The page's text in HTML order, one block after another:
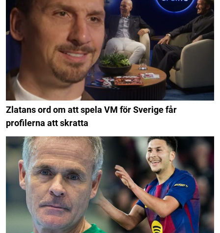
Zlatans ord om att spela VM för Sverige får
profilerna att skratta